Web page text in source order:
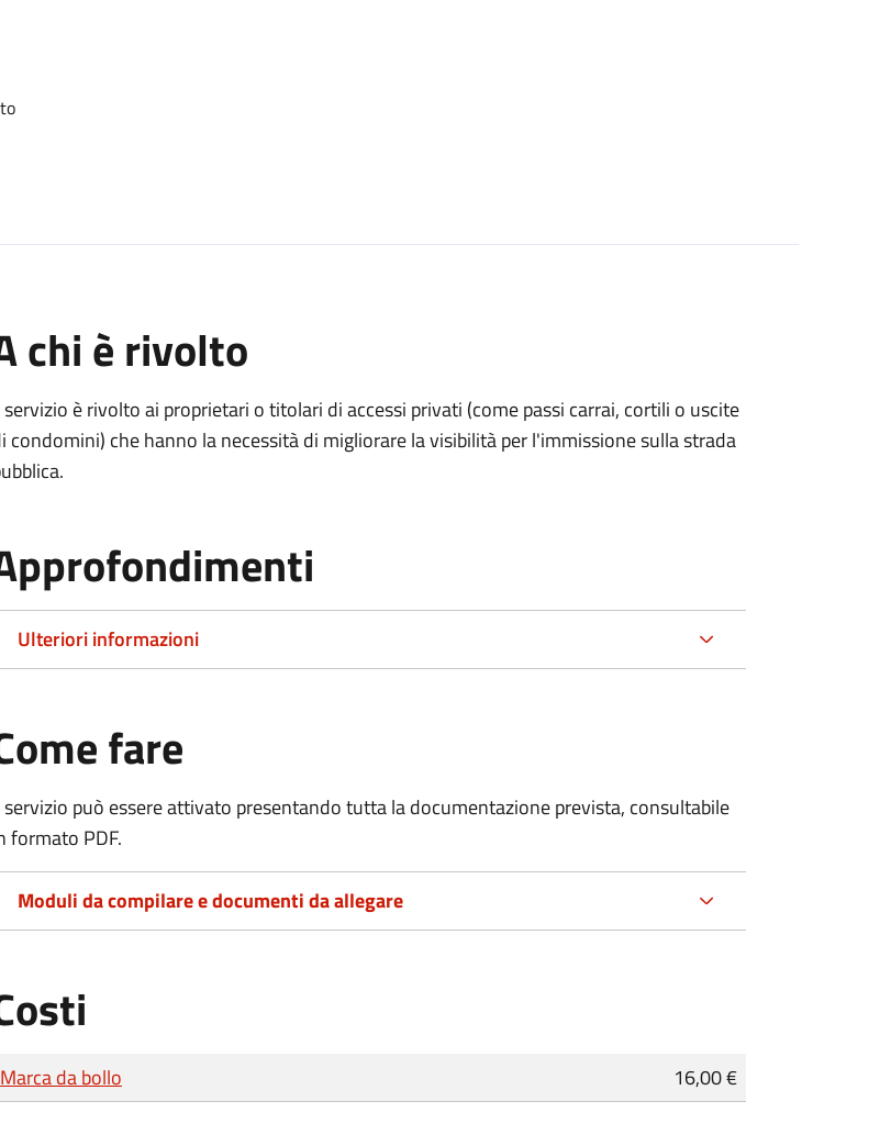
chi è rivolto
servizio è rivolto ai proprietari o titolari di accessi privati (come passi carrai, cortili o uscite
condomini) che hanno la necessità di migliorare la visibilità per l'immissione sulla strada
Ulteriori informazioni
fare
servizio può essere attivato presentando tutta la documentazione prevista, consultabile
formato PDF.
Moduli da compilare e documenti da allegare
Tipo di pagamento
Importo
Marca da bollo 16,00 €